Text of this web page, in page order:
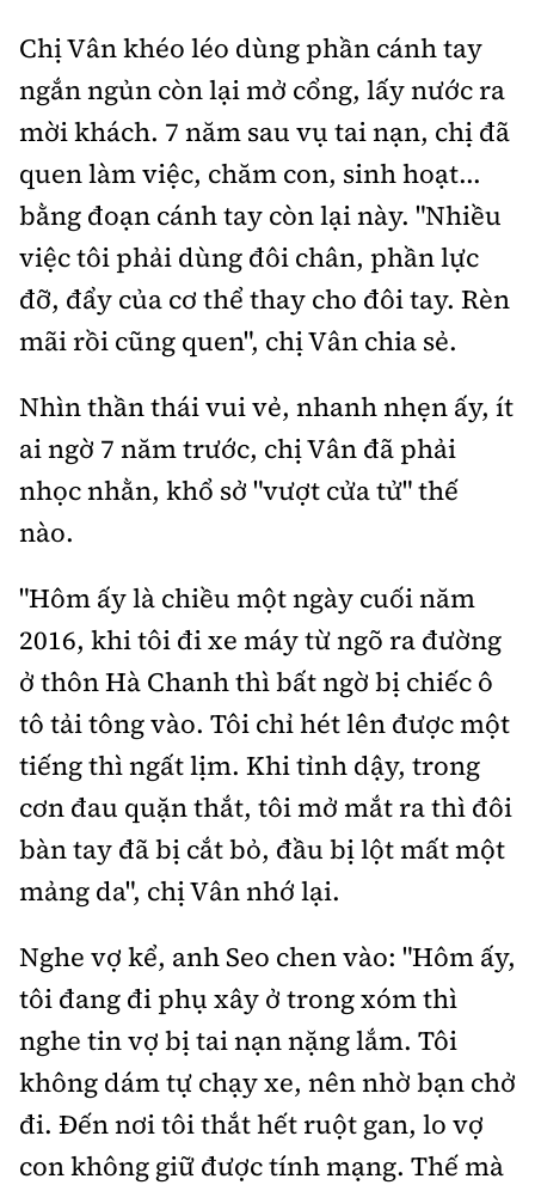
Câu chuyện giao thông
Giải trí - Thể thao
Giấy phép số: 03/GP-BVHTTDL, cấp ngày 1/4/2025.
Tòa soạn: Số 2 Nguyễn Công Hoan, phường Giảng Võ,
Hà Nội.
Tổng biên tập: Nguyễn Thị Hồng Nga
Phó Tổng biên tập: Nguyễn Sơn Tùng,
Nguyễn Đức Thắng, La Đức Hùng
Hotline:
0901 514 799
Quảng cáo và Phát hành:
0915 057 282
Email:
bandoc@baoxaydung.vn
Cấm sao chép dưới mọi hình thức nếu không có sự
chấp thuận bằng văn bản.
soạn
Chị Vân khéo léo dùng phần cánh tay
ngắn ngủn còn lại mở cổng, lấy nước ra
mời khách. 7 năm sau vụ tai nạn, chị đã
quen làm việc, chăm con, sinh hoạt...
bằng đoạn cánh tay còn lại này. "Nhiều
việc tôi phải dùng đôi chân, phần lực
đỡ, đẩy của cơ thể thay cho đôi tay. Rèn
mãi rồi cũng quen", chị Vân chia sẻ.
Nhìn thần thái vui vẻ, nhanh nhẹn ấy, ít
ai ngờ 7 năm trước, chị Vân đã phải
nhọc nhằn, khổ sở "vượt cửa tử" thế
nào.
"Hôm ấy là chiều một ngày cuối năm
2016, khi tôi đi xe máy từ ngõ ra đường
ở thôn Hà Chanh thì bất ngờ bị chiếc ô
tô tải tông vào. Tôi chỉ hét lên được một
tiếng thì ngất lịm. Khi tỉnh dậy, trong
cơn đau quặn thắt, tôi mở mắt ra thì đôi
bàn tay đã bị cắt bỏ, đầu bị lột mất một
mảng da", chị Vân nhớ lại.
Nghe vợ kể, anh Seo chen vào: "Hôm ấy,
tôi đang đi phụ xây ở trong xóm thì
nghe tin vợ bị tai nạn nặng lắm. Tôi
không dám tự chạy xe, nên nhờ bạn chở
đi. Đến nơi tôi thắt hết ruột gan, lo vợ
con không giữ được tính mạng. Thế mà